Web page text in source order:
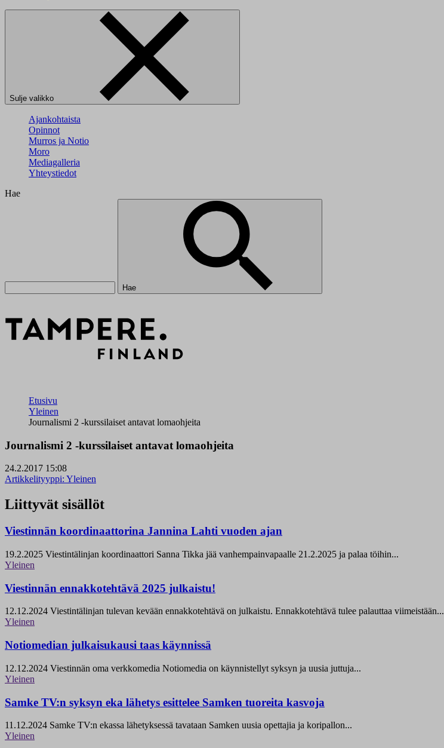
Sulje valikko
Ajankohtaista
Opinnot
Murros ja Notio
Moro
Mediagalleria
Yhteystiedot
Hae
Hae
Etusivu
Yleinen
Journalismi 2 -kurssilaiset antavat lomaohjeita
Journalismi 2 -kurssilaiset antavat lomaohjeita
24.2.2017 15:08
Artikkelityyppi: Yleinen
Liittyvät sisällöt
Viestinnän koordinaattorina Jannina Lahti vuoden ajan
19.2.2025 Viestintälinjan koordinaattori Sanna Tikka jää vanhempainvapaalle 21.2.2025 ja palaa töihin...
Yleinen
Viestinnän ennakkotehtävä 2025 julkaistu!
12.12.2024 Viestintälinjan tulevan kevään ennakkotehtävä on julkaistu. Ennakkotehtävä tulee palauttaa viimeistään...
Yleinen
Notiomedian julkaisukausi taas käynnissä
12.12.2024 Viestinnän oma verkkomedia Notiomedia on käynnistellyt syksyn ja uusia juttuja...
Yleinen
Samke TV:n syksyn eka lähetys esittelee Samken tuoreita kasvoja
11.12.2024 Samke TV:n ekassa lähetyksessä tavataan Samken uusia opettajia ja koripallon...
Yleinen